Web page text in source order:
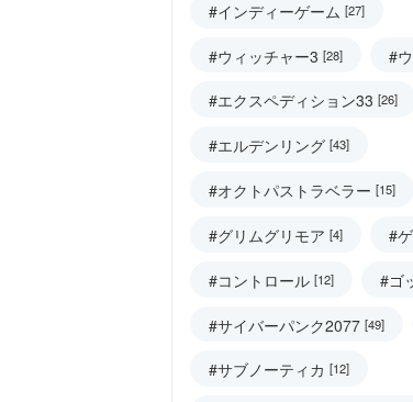
#インディーゲーム [27]
#ウィッチャー3 [28] #
#エクスペディション33 [26]
#エルデンリング [43]
#オクトパストラベラー [15]
#グリムグリモア [4] #
#コントロール [12] #ゴ
#サイバーパンク2077 [49]
#サブノーティカ [12]